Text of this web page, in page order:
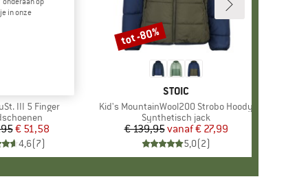
III 5 Finger
Prijs
Verlaagde prijs
€ 51,58
4,6(7)
MERK
STOIC
Artikel
Kid's MountainWool200 Strobo Hoody
Productgroep
Synthetisch jack
Prijs
€ 139,95 Verlaagde prijs
vanaf€ 27,99
5,0(2)
Korting
tot -80%
in onze